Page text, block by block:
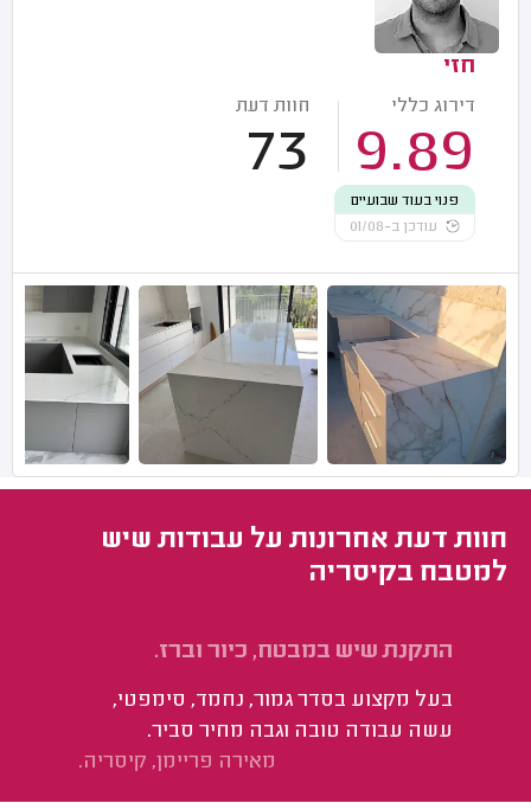
חזי
דירוג כללי
9.89
חוות דעת
73
פנוי בעוד שבועיים
עודכן ב-01/08
חוות דעת אחרונות על עבודות שיש
למטבח בקיסריה
התקנת שיש במבטח, כיור וברז.
בעל מקצוע בסדר גמור, נחמד, סימפטי,
עשה עבודה טובה וגבה מחיר סביר.
מאירה פריימן, קיסריה.